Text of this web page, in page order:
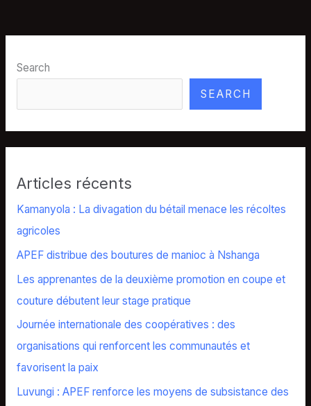
Search
SEARCH
Articles récents
Kamanyola : La divagation du bétail menace les récoltes
agricoles
APEF distribue des boutures de manioc à Nshanga
Les apprenantes de la deuxième promotion en coupe et
couture débutent leur stage pratique
Journée internationale des coopératives : des
organisations qui renforcent les communautés et
favorisent la paix
Luvungi : APEF renforce les moyens de subsistance des